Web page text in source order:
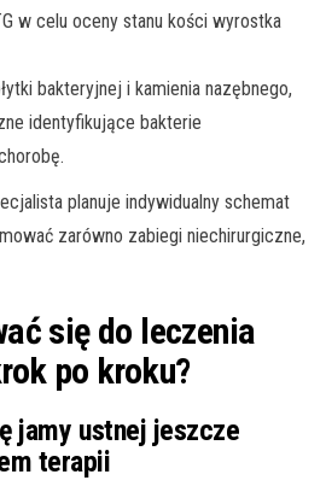
w celu oceny stanu kości wyrostka
bakteryjnej i kamienia nazębnego,
identyfikujące bakterie
planuje indywidualny schemat
zarówno zabiegi niechirurgiczne,
się do leczenia
po kroku?
jamy ustnej jeszcze
terapii